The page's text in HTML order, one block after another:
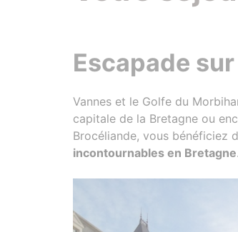
Escapade
Vannes et le Golfe du
capitale de la Bretagne ou
Brocéliande, vous bénéficiez
incontournables en Bretagne.